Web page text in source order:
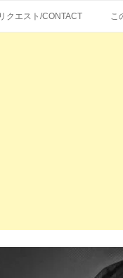
| 洋楽歌詞
リクエスト/CONTACT こ